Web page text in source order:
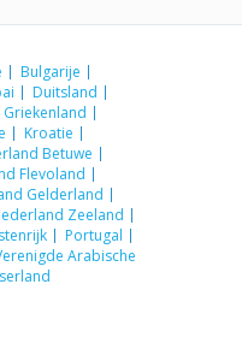
Bulgarije
Duitsland
Griekenland
Kroatie
Betuwe
Flevoland
Gelderland
Zeeland
Portugal
Arabische